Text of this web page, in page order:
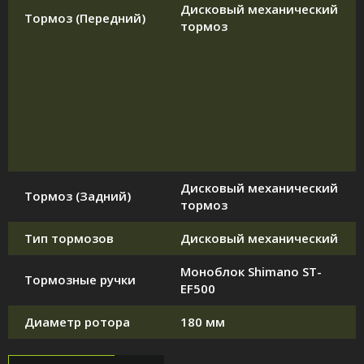
Тормоз (Передний)
Дисковый механический
тормоз
Тормоз (Задний)
Дисковый механический
тормоз
Тип тормозов Дисковый механический
Тормозные ручки
Моноблок Shimano ST-
EF500
Диаметр ротора 180 мм